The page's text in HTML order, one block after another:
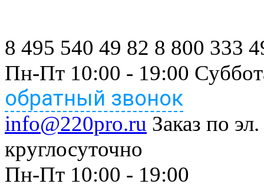
8 495 540 49 82 8 800 333
Пн-Пт 10:00 - 19:00
обратный звонок
info@220pro.ru Заказ по
круглосуточно
Пн-Пт 10:00 - 19:00